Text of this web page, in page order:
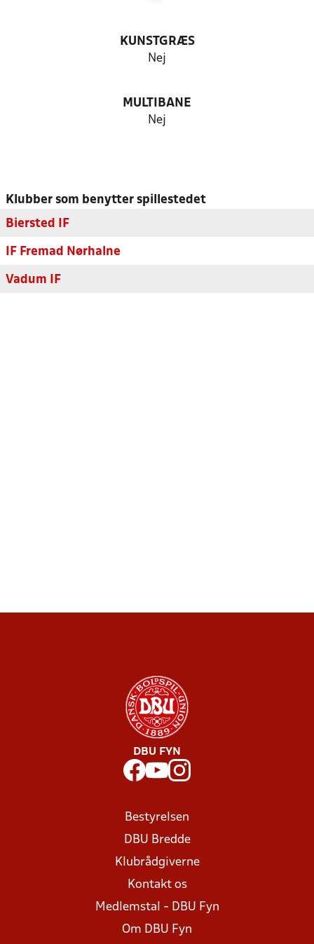
KUNSTGRÆS
Nej
MULTIBANE
Nej
Klubber som benytter spillestedet
Biersted IF
IF Fremad Nørhalne
Vadum IF
DBU FYN
Bestyrelsen
DBU Bredde
Klubrådgiverne
Kontakt os
Medlemstal - DBU Fyn
Om DBU Fyn